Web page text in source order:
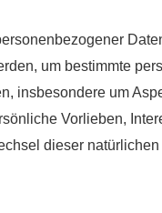
um bestimmte
insbesondere um
Vorlieben,
dieser